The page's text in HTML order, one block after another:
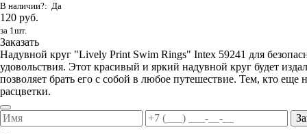
В наличии?: Да
120 руб.
за 1шт.
Заказать
Надувной круг "Lively Print Swim Rings" Intex 59241 для
удовольствия. Этот красивый и яркий надувной круг будет
позволяет брать его с собой в любое путешествие. Тем, кто
расцветки.